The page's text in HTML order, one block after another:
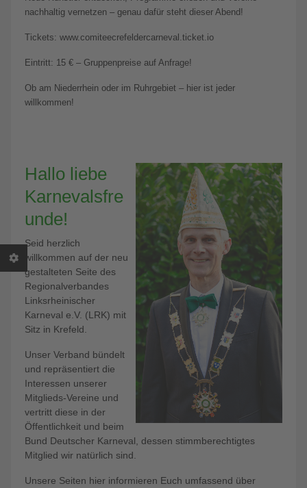
nachhaltig vernetzen – genau dafür steht dieser Abend!
Tickets: www.comiteecrefeldercarneval.ticket.io
Eintritt: 15 € – Gruppenpreise auf Anfrage!
Ob am Niederrhein oder im Ruhrgebiet – hier ist jeder
willkommen!
Hallo liebe
Karnevalsfre
unde!
Seid herzlich
willkommen auf der neu
gestalteten Seite des
Regionalverbandes
Linksrheinischer
Karneval e.V. (LRK) mit
Sitz in Krefeld.
Unser Verband bündelt
und repräsentiert die
Interessen unserer
Mitglieds-Vereine und
vertritt diese in der
Öffentlichkeit und beim
Bund Deutscher Karneval, dessen stimmberechtigtes
Mitglied wir natürlich sind.
Unsere Seiten hier informieren Euch umfassend über